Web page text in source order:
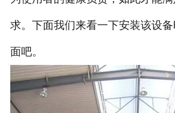
求。下面我们来看一下安装该设
面吧。